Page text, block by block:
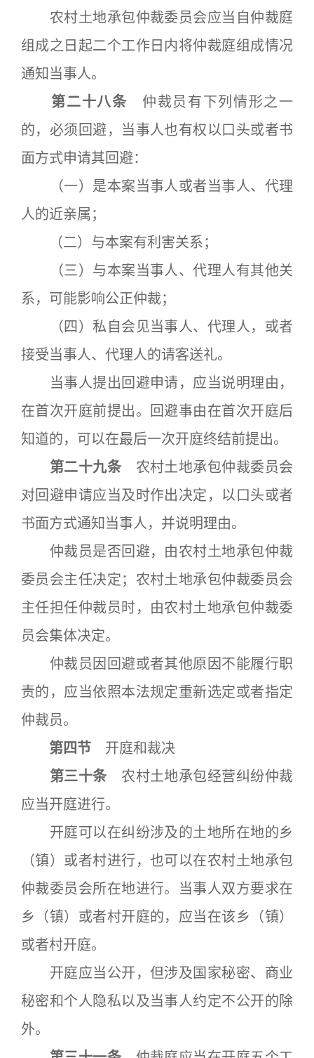
农村土地承包仲裁委员会应当自仲裁庭
组成之日起二个工作日内将仲裁庭组成情况
通知当事人。
第二十八条 仲裁员有下列情形之一
的，必须回避，当事人也有权以口头或者书
面方式申请其回避：
（一）是本案当事人或者当事人、代理
人的近亲属；
（二）与本案有利害关系；
（三）与本案当事人、代理人有其他关
系，可能影响公正仲裁；
（四）私自会见当事人、代理人，或者
接受当事人、代理人的请客送礼。
当事人提出回避申请，应当说明理由，
在首次开庭前提出。回避事由在首次开庭后
知道的，可以在最后一次开庭终结前提出。
第二十九条 农村土地承包仲裁委员会
对回避申请应当及时作出决定，以口头或者
书面方式通知当事人，并说明理由。
仲裁员是否回避，由农村土地承包仲裁
委员会主任决定；农村土地承包仲裁委员会
主任担任仲裁员时，由农村土地承包仲裁委
员会集体决定。
仲裁员因回避或者其他原因不能履行职
责的，应当依照本法规定重新选定或者指定
仲裁员。
第四节 开庭和裁决
第三十条 农村土地承包经营纠纷仲裁
应当开庭进行。
开庭可以在纠纷涉及的土地所在地的乡
（镇）或者村进行，也可以在农村土地承包
仲裁委员会所在地进行。当事人双方要求在
乡（镇）或者村开庭的，应当在该乡（镇）
或者村开庭。
开庭应当公开，但涉及国家秘密、商业
秘密和个人隐私以及当事人约定不公开的除
外。